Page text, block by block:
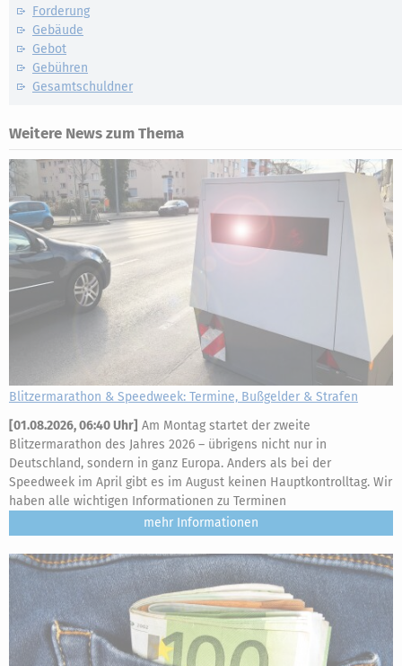
Forderung
Gebäude
Gebot
Gebühren
Gesamtschuldner
Weitere News zum Thema
Blitzermarathon & Speedweek: Termine, Bußgelder & Strafen
[01.08.2026, 06:40 Uhr] Am Montag startet der zweite
Blitzermarathon des Jahres 2026 – übrigens nicht nur in
Deutschland, sondern in ganz Europa. Anders als bei der
Speedweek im April gibt es im August keinen Hauptkontrolltag. Wir
haben alle wichtigen Informationen zu Terminen
mehr